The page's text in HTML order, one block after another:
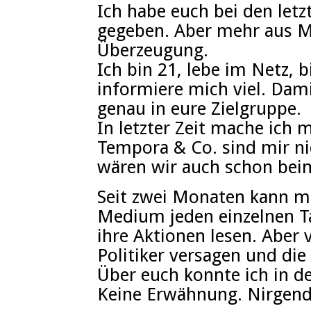
Ich habe euch bei den
gegeben. Aber mehr aus
Überzeugung.
Ich bin 21, lebe im Netz,
informiere mich viel.
genau in eure Zielgruppe.
In letzter Zeit mache ich
Tempora & Co. sind mir
wären wir auch schon
Seit zwei Monaten kann
Medium jeden einzelnen
ihre Aktionen lesen. Aber
Politiker versagen und
Über euch konnte ich in
Keine Erwähnung.